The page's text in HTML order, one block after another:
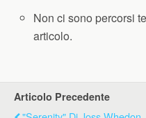
Non ci sono percorsi
articolo.
Articolo Precedente